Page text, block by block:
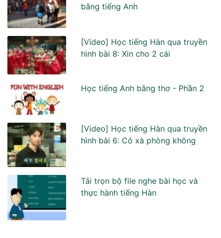
bằng tiếng Anh
[Video] Học tiếng Hàn qua truyền
hình bài 8: Xin cho 2 cái
Học tiếng Anh bằng thơ - Phần 2
[Video] Học tiếng Hàn qua truyền
hình bài 6: Có xà phòng không
Tải trọn bộ file nghe bài học và
thực hành tiếng Hàn